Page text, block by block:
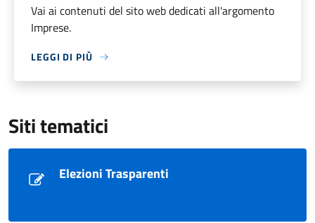
Vai ai contenuti del sito web dedicati all'argomento
Imprese.
LEGGI DI PIÙ
Siti tematici
Elezioni Trasparenti